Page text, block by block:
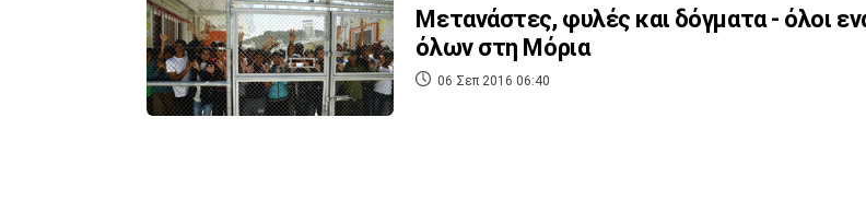
Μετανάστες, φυλές και δόγματα - όλοι
όλων στη Μόρια
06 Σεπ 2016 06:40